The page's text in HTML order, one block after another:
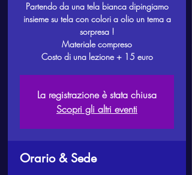
Partendo da una tela bianca dipingiamo
insieme su tela con colori a olio un tema a
sorpresa !
Materiale compreso
Costo di una lezione + 15 euro
La registrazione è stata chiusa
Scopri gli altri eventi
Orario & Sede